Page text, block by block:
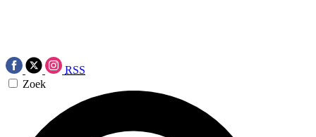
RSS
Zoek